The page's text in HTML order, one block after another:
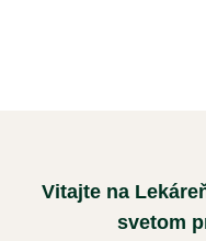
Vitajte na
svetom